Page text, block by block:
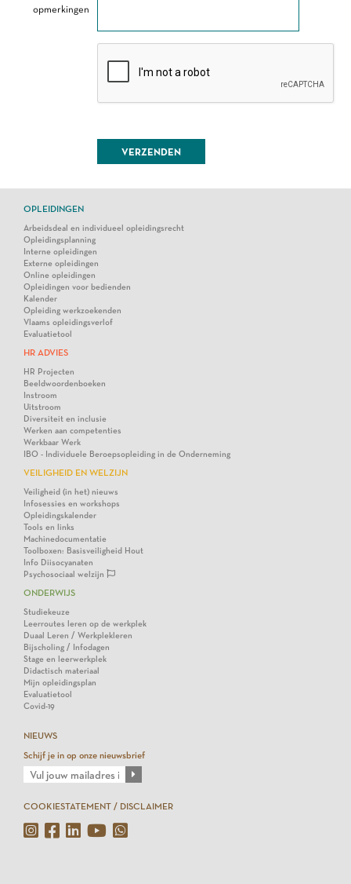
opmerkingen
OPLEIDINGEN
Arbeidsdeal en individueel opleidingsrecht
Opleidingsplanning
Interne opleidingen
Externe opleidingen
Online opleidingen
Opleidingen voor bedienden
Kalender
Opleiding werkzoekenden
Vlaams opleidingsverlof
Evaluatietool
HR ADVIES
HR Projecten
Beeldwoordenboeken
Instroom
Uitstroom
Diversiteit en inclusie
Werken aan competenties
Werkbaar Werk
IBO - Individuele Beroepsopleiding in de Onderneming
VEILIGHEID EN WELZIJN
Veiligheid (in het) nieuws
Infosessies en workshops
Opleidingskalender
Tools en links
Machinedocumentatie
Toolboxen: Basisveiligheid Hout
Info Diisocyanaten
Psychosociaal welzijn
ONDERWIJS
Studiekeuze
Leerroutes leren op de werkplek
Duaal Leren / Werkplekleren
Bijscholing / Infodagen
Stage en leerwerkplek
Didactisch materiaal
Mijn opleidingsplan
Evaluatietool
Covid-19
NIEUWS
Schijf je in op onze nieuwsbrief
COOKIESTATEMENT / DISCLAIMER